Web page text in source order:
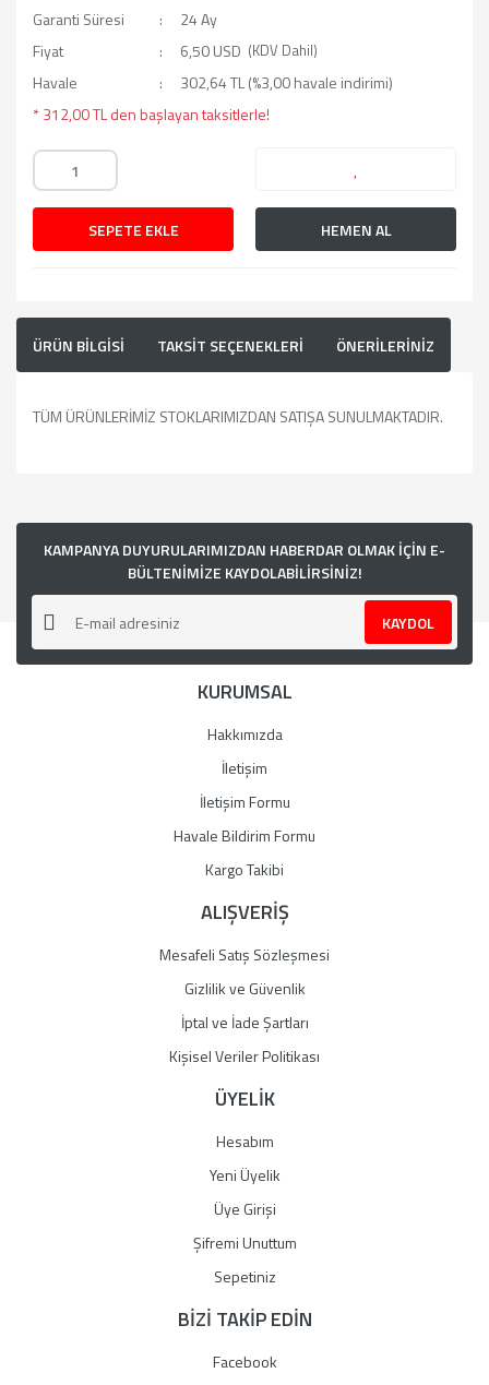
Garanti Süresi
24 Ay
Fiyat
6,50 USD (KDV Dahil)
Havale
302,64 TL (%3,00 havale indirimi)
* 312,00 TL den başlayan taksitlerle!
SEPETE EKLE HEMEN AL
ÜRÜN BİLGİSİ TAKSİT SEÇENEKLERİ ÖNERİLERİNİZ
TÜM ÜRÜNLERİMİZ STOKLARIMIZDAN SATIŞA SUNULMAKTADIR.
kullanarak tarafımıza iletebilirsiniz.
Görüş ve önerileriniz için teşekkür ederiz.
Ürün resmi kalitesiz, bozuk veya görüntülenemiyor.
Ürün açıklamasında eksik bilgiler bulunuyor.
Ürün bilgilerinde hatalar bulunuyor.
Ürün fiyatı diğer sitelerden daha pahalı.
Gönder
KAMPANYA DUYURULARIMIZDAN HABERDAR OLMAK İÇİN E-
BÜLTENİMİZE KAYDOLABİLİRSİNİZ!
KAYDOL
KURUMSAL
Hakkımızda
İletişim
İletişim Formu
Havale Bildirim Formu
Kargo Takibi
ALIŞVERİŞ
Mesafeli Satış Sözleşmesi
Gizlilik ve Güvenlik
İptal ve İade Şartları
Kişisel Veriler Politikası
ÜYELİK
Hesabım
Yeni Üyelik
Üye Girişi
Şifremi Unuttum
Sepetiniz
BİZİ TAKİP EDİN
Facebook